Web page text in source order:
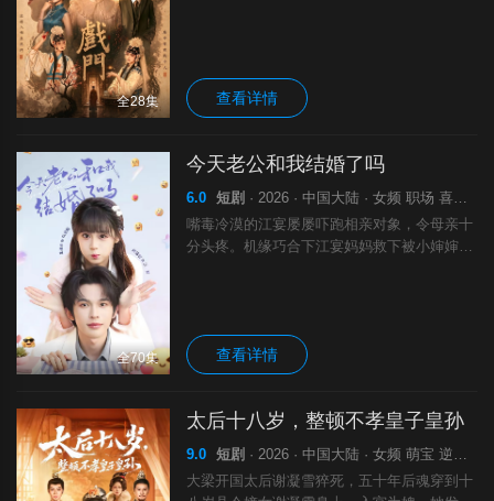
全28集
世情缘，也真切体会到奶奶宋茂如对滇剧艺术
至死不渝的坚守。
查看详情
全70集
今天老公和我结婚了吗
6.0 短剧 · 2026 · 中国大陆 · 女频 职场 喜剧 剧 喜
嘴毒冷漠的江宴屡屡吓跑相亲对象，令母亲十
分头疼。机缘巧合下江宴妈妈救下被小婶婶逼
发江宴醋意误会，二人就此展开拉扯的甜蜜婚
恋故事。查看详情
太后十八岁，整顿不孝皇子皇孙
9.0 短剧 · 2026 · 中国大陆 · 女频 萌宝 逆袭 剧
大梁开国太后谢凝雪猝死，五十年后魂穿到十